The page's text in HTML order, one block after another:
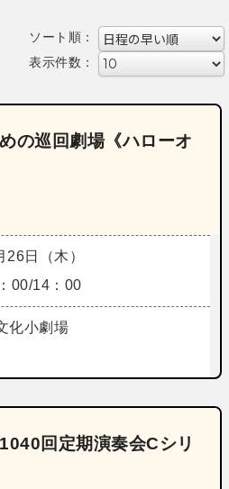
ソート順：
表示件数：
の巡回劇場《ハローオ
26日（木）
00/14：00
化小劇場
回定期演奏会Cシリ